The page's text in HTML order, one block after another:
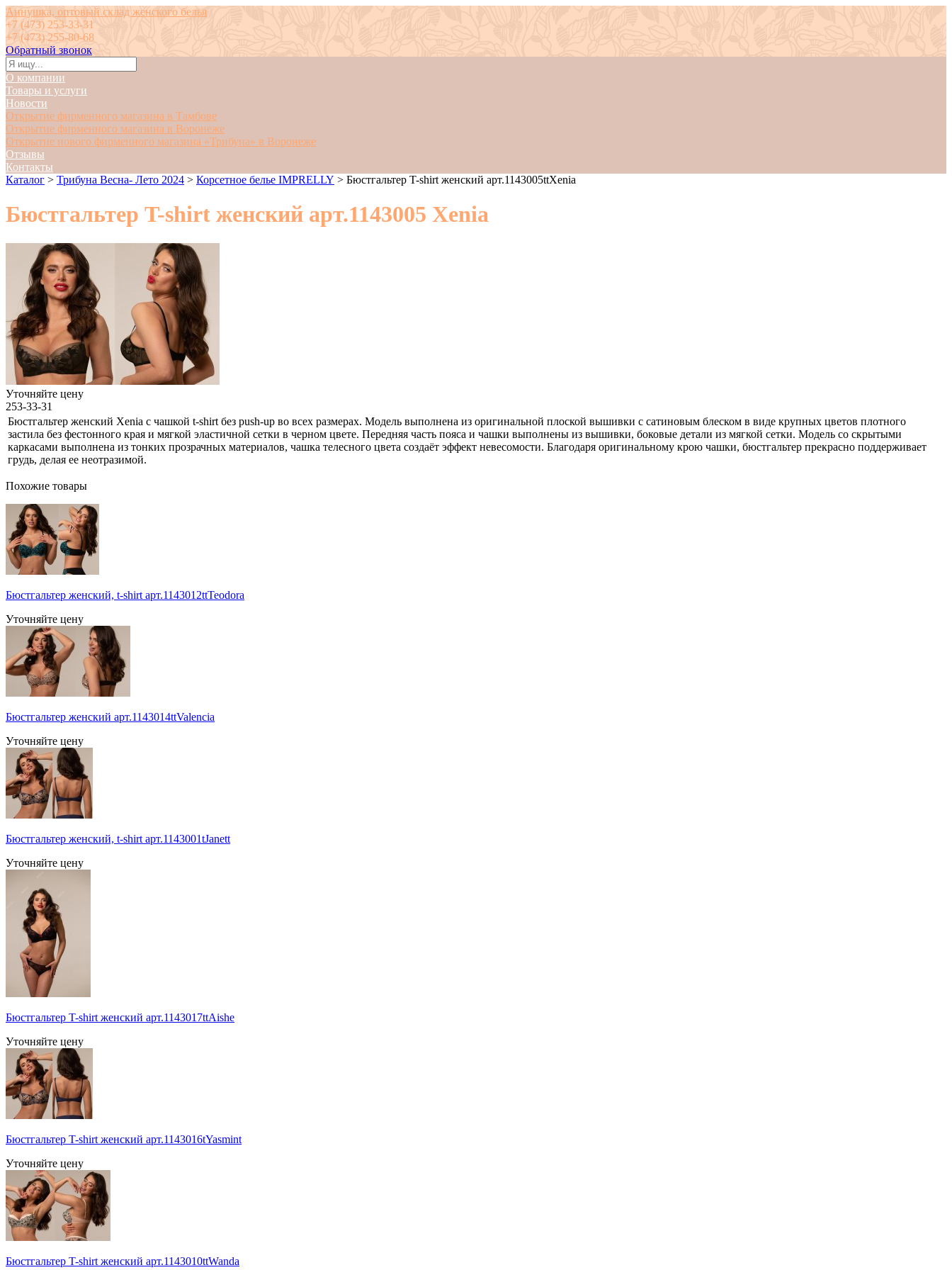
Аннушка, оптовый склад женского белья
+7 (473) 253-33-31
+7 (473) 255-80-68
Обратный звонок
О компании
Товары и услуги
Новости
Открытие фирменного магазина в Тамбове
Открытие фирменного магазина в Воронеже
Открытие нового фирменного магазина «Трибуна» в Воронеже
Отзывы
Контакты
Каталог > Трибуна Весна- Лето 2024 > Корсетное белье IMPRELLY > Бюстгальтер T-shirt женский арт.1143005ttXenia
Бюстгальтер T-shirt женский арт.1143005 Xenia
Уточняйте цену
253-33-31
Бюстгальтер женский Xenia с чашкой t-shirt без push-up во всех размерах. Модель выполнена из оригинальной плоской вышивки с сатиновым блеском в виде крупных цветов плотного
застила без фестонного края и мягкой эластичной сетки в черном цвете. Передняя часть пояса и чашки выполнены из вышивки, боковые детали из мягкой сетки. Модель со скрытыми
каркасами выполнена из тонких прозрачных материалов, чашка телесного цвета создаёт эффект невесомости. Благодаря оригинальному крою чашки, бюстгальтер прекрасно поддерживает
грудь, делая ее неотразимой.
Похожие товары
Бюстгальтер женский, t-shirt арт.1143012ttTeodora
Уточняйте цену
Бюстгальтер женский арт.1143014ttValencia
Уточняйте цену
Бюстгальтер женский, t-shirt арт.1143001tJanett
Уточняйте цену
Бюстгальтер T-shirt женский арт.1143017ttAishe
Уточняйте цену
Бюстгальтер T-shirt женский арт.1143016tYasmint
Уточняйте цену
Бюстгальтер T-shirt женский арт.1143010ttWanda